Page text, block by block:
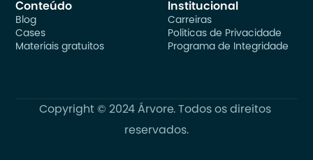
Conteúdo
Blog
Cases
Materiais gratuitos
Institucional
Carreiras
Politicas de Privacidade
Programa de Integridade
Copyright © 2024 Árvore. Todos os direitos
reservados.